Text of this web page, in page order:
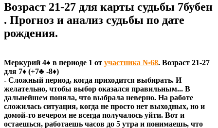
Возраст 21-27 для карты судьбы 7бубен
. Прогноз и анализ судьбы по дате
рождения.
Меркурий 4♠ в периоде 1 от участника №68. Возраст 21-27
для 7♦ (+7♣ -8♦)
- Сложный период, когда приходится выбирать. И
желательно, чтобы выбор оказался правильным... В
дальнейшем поняла, что выбрала неверно. На работе
сложилась ситуация, когда не просто нет выходных, но и
домой-то вечером не всегда получалось уйти. Вот и
остаешься, работаешь часов до 5 утра и понимаешь, что